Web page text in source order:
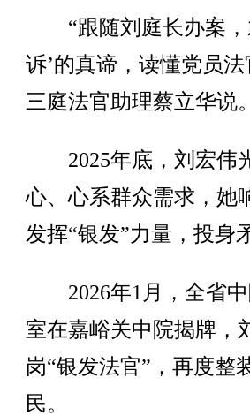
“跟随刘庭长办案，
诉’的真谛，读懂党员
三庭法官助理蔡立华说。
2025年底，刘宏伟
心、心系群众需求，她
发挥“银发”力量，投身
2026年1月，全省中
室在嘉峪关中院揭牌，
岗“银发法官”，再度整
民。